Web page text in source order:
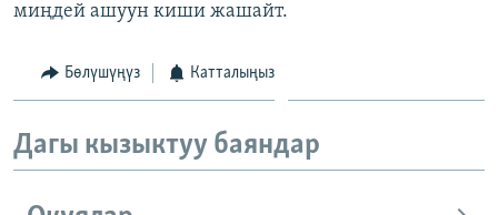
миңдей ашуун киши жашайт.
Бөлүшүңүз Катталыңыз
Дагы кызыктуу баяндар